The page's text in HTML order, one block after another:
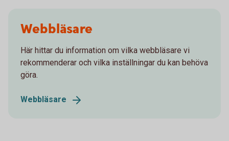
Webbläsare
Här hittar du information om vilka webbläsare vi
rekommenderar och vilka inställningar du kan behöva
göra.
Webbläsare